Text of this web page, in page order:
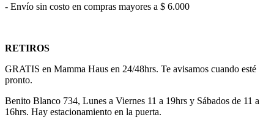
- Envío sin costo en compras mayores a $ 6.000
RETIROS
GRATIS en Mamma Haus en 24/48hrs. Te avisamos cuando esté
pronto.
Benito Blanco 734, Lunes a Viernes 11 a 19hrs y Sábados de 11 a
16hrs. Hay estacionamiento en la puerta.